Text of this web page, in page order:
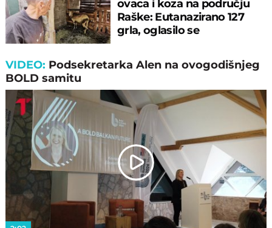
ovaca i koza na području
Raške: Eutanazirano 127
grla, oglasilo se
VIDEO: Podsekretarka Alen na ovogodišnjeg
BOLD samitu
Play
Video